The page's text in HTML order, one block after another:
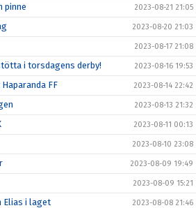
pinne 2023-08-21 21:05
2023-08-20 21:03
2023-08-17 21:08
i torsdagens derby! 2023-08-16 19:53
FF 2023-08-14 22:42
2023-08-13 21:32
2023-08-11 00:13
2023-08-10 23:08
2023-08-09 19:49
2023-08-09 15:21
Elias i laget 2023-08-08 21:46